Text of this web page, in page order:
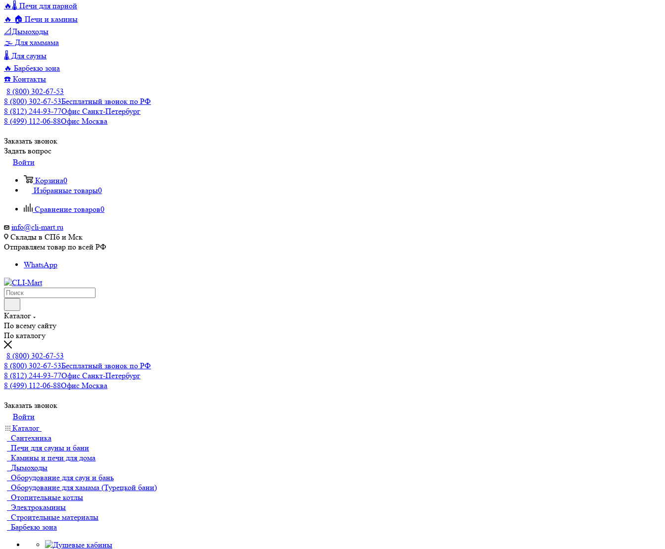
🔥🌡️ Печи для парной
🔥 🏠 Печи и камины
📐Дымоходы
🌫️ Для хаммама
🌡️ Для сауны
🔥 Барбекю зона
☎️ Контакты
8 (800) 302-67-53
8 (800) 302-67-53Бесплатный звонок по РФ
8 (812) 244-93-77Офис Санкт-Петербург
8 (499) 112-06-88Офис Москва
Заказать звонок
Задать вопрос
Войти
Корзина0
Избранные товары0
Сравнение товаров0
info@cli-mart.ru
Склады в СПб и Мск
Отправляем товар по всей РФ
WhatsApp
Каталог
По всему сайту
По каталогу
8 (800) 302-67-53
8 (800) 302-67-53Бесплатный звонок по РФ
8 (812) 244-93-77Офис Санкт-Петербург
8 (499) 112-06-88Офис Москва
Заказать звонок
Войти
Каталог
Сантехника
Печи для сауны и бани
Камины и печи для дома
Дымоходы
Оборудование для саун и бань
Оборудование для хамама (Турецкой бани)
Отопительные котлы
Электрокамины
Строительные материалы
Барбекю зона